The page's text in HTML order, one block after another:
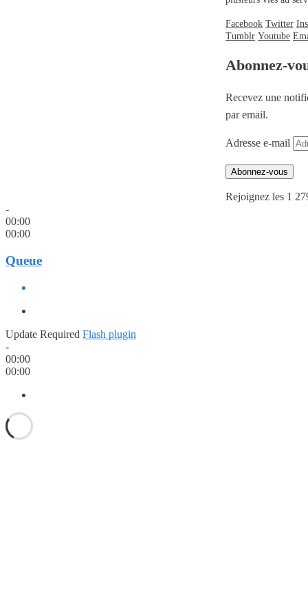
Facebook Twitter
Tumblr Youtube
Abonnez-
Recevez une
par email.
Adresse e-mail
Abonnez-vous
Rejoignez les 1
-
00:00
00:00
Queue
Update Required Flash plugin
-
00:00
00:00